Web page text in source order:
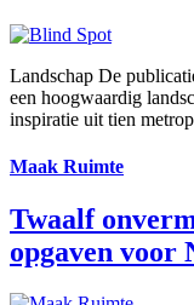
Landschap De
een hoogwaardig
inspiratie uit tien
Maak Ruimte
Twaalf
opgaven voor